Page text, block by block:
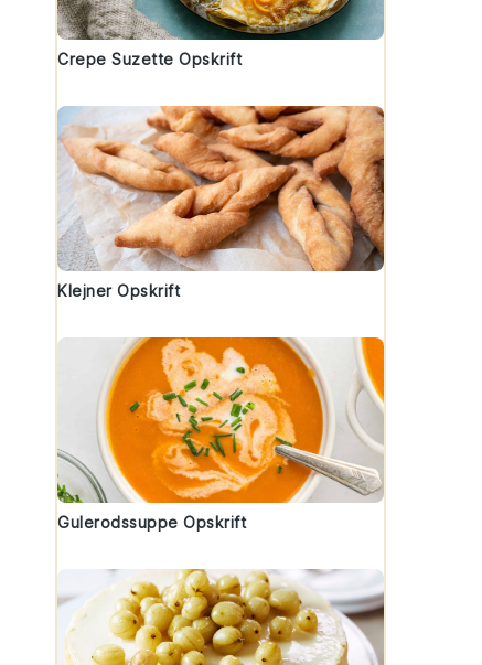
Crepe Suzette Opskrift
Klejner Opskrift
Gulerodssuppe Opskrift